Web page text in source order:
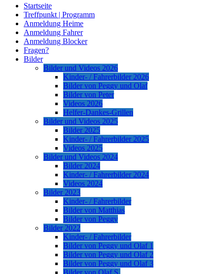
Startseite
Treffpunkt | Programm
Anmeldung Heime
Anmeldung Fahrer
Anmeldung Blocker
Fragen?
Bilder
Bilder und Videos 2026
Kinder- / Fahrerbilder 2026
Bilder von Peggy und Olaf
Bilder von Peter
Videos 2026
Helfer-Dankes-Grillen
Bilder und Videos 2025
Bilder 2025
Kinder- / Fahrerbilder 2025
Videos 2025
Bilder und Videos 2024
Bilder 2024
Kinder- / Fahrerbilder 2024
Videos 2024
Bilder 2023
Kinder- / Fahrerbilder
Bilder von Matthias
Bilder von Peggy
Bilder 2022
Kinder- / Fahrerbilder
Bilder von Peggy und Olaf 1
Bilder von Peggy und Olaf 2
Bilder von Peggy und Olaf 3